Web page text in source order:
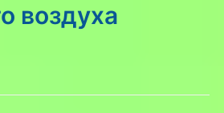
воздуха